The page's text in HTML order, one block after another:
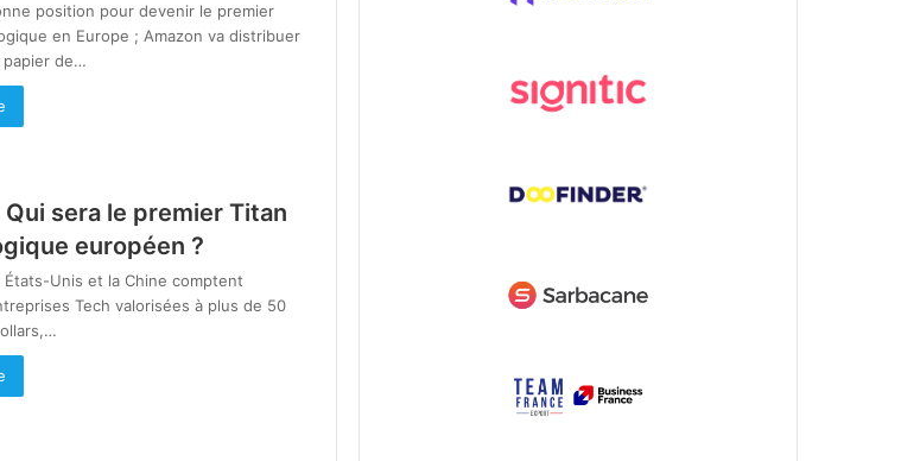
position pour devenir le premier
en Europe ; Amazon va distribuer
papier de…
Qui sera le premier Titan
européen ?
États-Unis et la Chine comptent
Tech valorisées à plus de 50